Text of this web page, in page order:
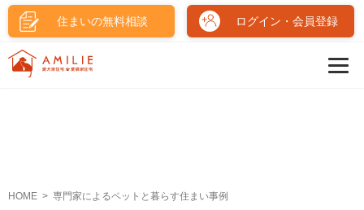
住まいの無料相談 ログイン・会員登録
HOME 専門家によるペットと暮らす住まい事例